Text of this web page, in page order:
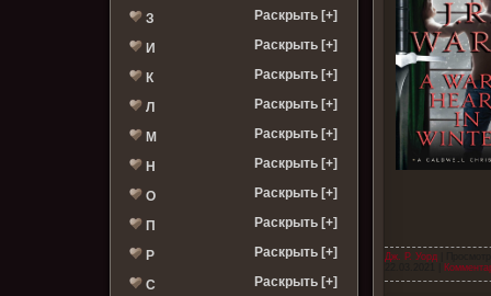
З Раскрыть [+]
И Раскрыть [+]
К Раскрыть [+]
Л Раскрыть [+]
М Раскрыть [+]
Н Раскрыть [+]
О Раскрыть [+]
П Раскрыть [+]
Р Раскрыть [+]
С Раскрыть [+]
Дж. Р. Уорд